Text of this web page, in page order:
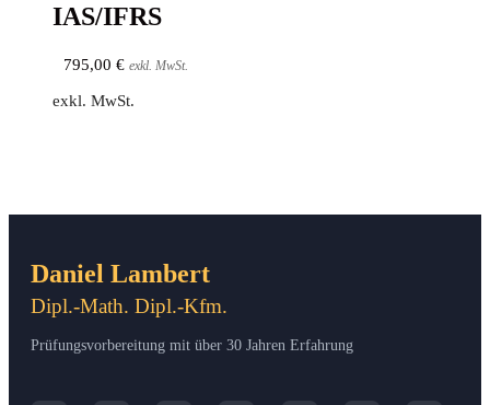
IAS/IFRS
795,00 € exkl. MwSt.
exkl. MwSt.
Daniel Lambert
Dipl.-Math. Dipl.-Kfm.
Prüfungsvorbereitung mit über 30 Jahren Erfahrung